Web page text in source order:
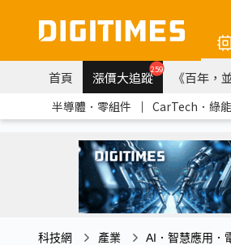
首頁 漲價大追蹤259 《百年，
半導體．零組件 ｜ CarTech．綠能
科技網 產業 AI．智慧應用．